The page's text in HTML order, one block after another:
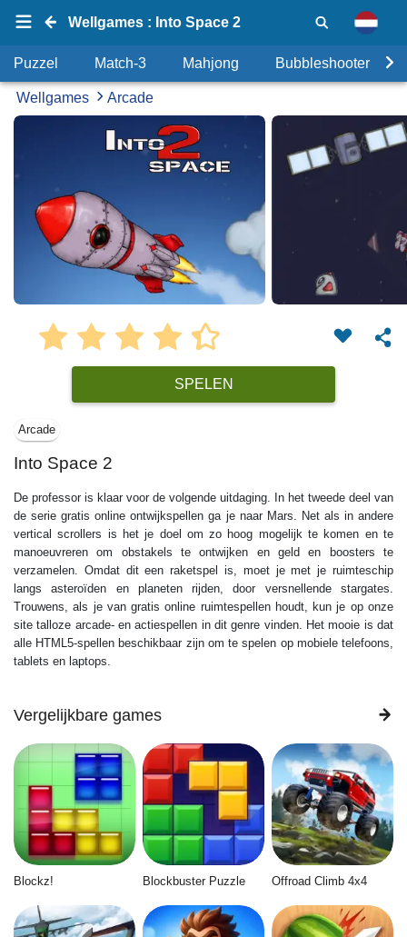
Wellgames : Into Space 2
Puzzel Match-3 Mahjong Bubbleshooter
Wellgames Arcade
SPELEN
Arcade
Into Space 2
De professor is klaar voor de volgende uitdaging. In het tweede deel van
de serie gratis online ontwijkspellen ga je naar Mars. Net als in andere
vertical scrollers is het je doel om zo hoog mogelijk te komen en te
manoeuvreren om obstakels te ontwijken en geld en boosters te
verzamelen. Omdat dit een raketspel is, moet je met je ruimteschip
langs asteroïden en planeten rijden, door versnellende stargates.
Trouwens, als je van gratis online ruimtespellen houdt, kun je op onze
site talloze arcade- en actiespellen in dit genre vinden. Het mooie is dat
alle HTML5-spellen beschikbaar zijn om te spelen op mobiele telefoons,
tablets en laptops.
Vergelijkbare games
Blockz! Blockbuster Puzzle Offroad Climb 4x4